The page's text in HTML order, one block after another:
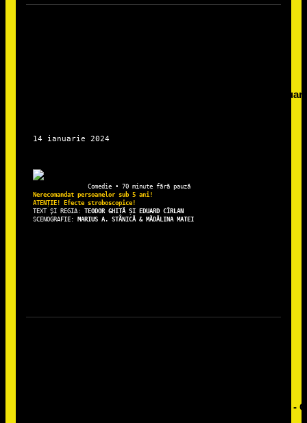
Nerecomandat persoanelor sub 5 ani!
TEXT ȘI REGIA: TEODOR GHIȚĂ ȘI EDUARD CÎRLAN
SCENOGRAFIE: MARIUS A. STĂNICĂ & MĂDĂLINA MATEI